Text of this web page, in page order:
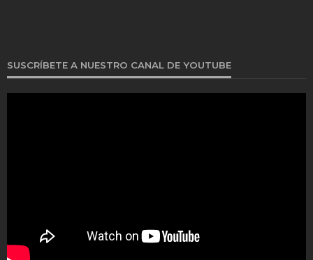
SUSCRÍBETE A NUESTRO CANAL DE YOUTUBE